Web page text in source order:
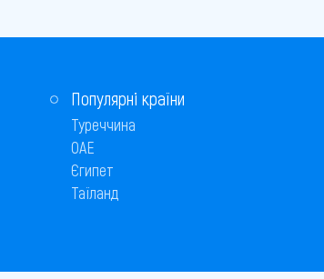
Популярні країни
Туреччина
ОАЕ
Єгипет
Таїланд